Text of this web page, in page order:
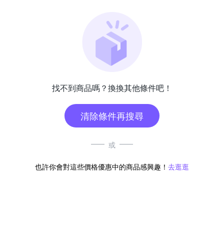
找不到商品嗎？換換其他條件吧！
清除條件再搜尋
或
也許你會對這些價格優惠中的商品感興趣！ 去逛逛